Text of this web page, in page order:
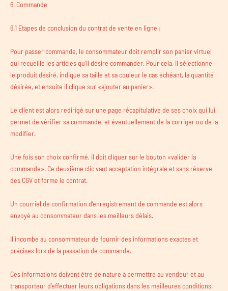
6. Commande
6.1 Etapes de conclusion du contrat de vente en ligne :
Pour passer commande, le consommateur doit remplir son panier virtuel
qui recueille les articles qu’il désire commander. Pour cela, il sélectionne
le produit désiré, indique sa taille et sa couleur le cas échéant, la quantité
désirée, et ensuite il clique sur «ajouter au panier».
Le client est alors redirigé sur une page récapitulative de ses choix qui lui
permet de vérifier sa commande, et éventuellement de la corriger ou de la
modifier.
Une fois son choix confirmé, il doit cliquer sur le bouton «valider la
commande». Ce deuxième clic vaut acceptation intégrale et sans réserve
des CGV et forme le contrat.
Un courriel de confirmation d’enregistrement de commande est alors
envoyé au consommateur dans les meilleurs délais.
Il incombe au consommateur de fournir des informations exactes et
précises lors de la passation de commande.
Ces informations doivent être de nature à permettre au vendeur et au
transporteur d’effectuer leurs obligations dans les meilleures conditions.